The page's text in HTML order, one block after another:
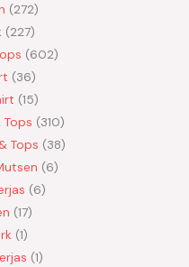
272
227
602
36
15
310
Tops 38
6
6
17
1
1